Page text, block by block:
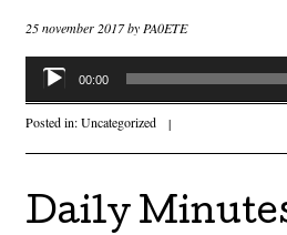
25 november 2017by PA0ETE
Audiospeler
00:00
Posted in:Uncategorized |
Daily